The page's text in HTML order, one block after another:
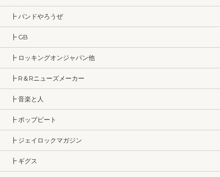
┣ バンドやろうぜ
┣ GB
┣ ロッキングオンジャパン他
┣ R＆Rニューズメーカー
┣ 音楽と人
┣ ポップビート
┣ ジェイロックマガジン
┣ ギグス